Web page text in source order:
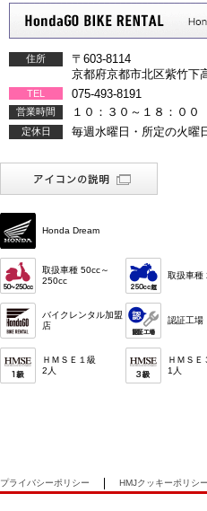
住所
〒603-8114
京都府京都市北区紫竹下
TEL 075-493-8191
営業時間 １０：３０～１８：００
定休日 毎週水曜日・所定の火曜
Honda Dream
取扱車種 50cc～
250cc
取扱車種
バイクレンタル加盟
店
認証工場
ＨＭＳＥ１級
2人
ＨＭＳＥ
1人
プライバシーポリシー HMJクッキーポリシー